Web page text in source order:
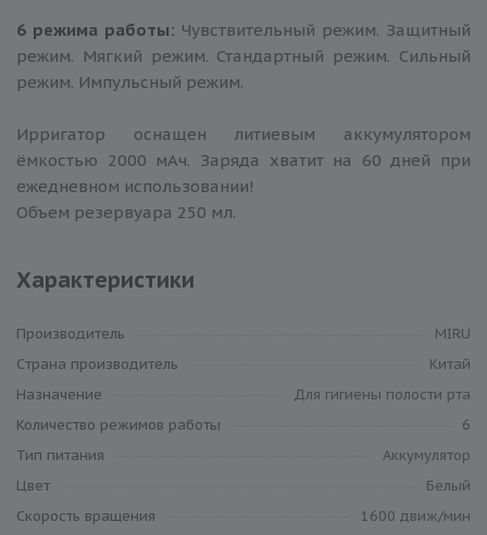
6 режима работы: Чувствительный режим. Защитный
режим. Мягкий режим. Стандартный режим. Сильный
режим. Импульсный режим.
Ирригатор оснащен литиевым аккумулятором
ёмкостью 2000 мАч. Заряда хватит на 60 дней при
ежедневном использовании!
Объем резервуара 250 мл.
Характеристики
Производитель
MIRU
Cтрана производитель
Китай
Назначение
Для гигиены полости рта
Количество режимов работы
6
Тип питания
Аккумулятор
Цвет
Белый
Скорость вращения
1600 движ/мин